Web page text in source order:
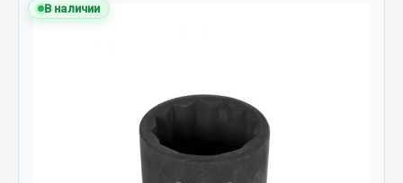
ЦЕПИ РОССИЯ
В наличии